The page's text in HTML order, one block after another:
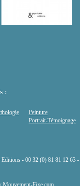
:
Peinture
Portrait-Témoignage
Editions - 00 32 (0) 81 81 12 63 -
Mouvement-Fixe.com